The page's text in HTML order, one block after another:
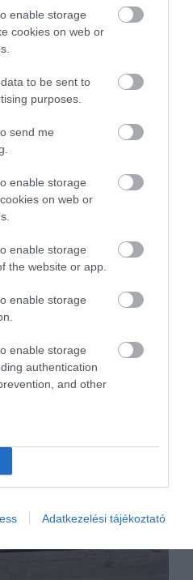
enable storage
cookies on web or
to be sent to
purposes.
send me
enable storage
on web or
enable storage
the website or app.
enable storage
enable storage
authentication
and other
Adatkezelési tájékoztató
körülmények
a Ford
Dízel Ford Hírek Pickup
,autós hírek ,Ford Ranger,
nem ijednek meg
ha egy új modell
Yangs Proving
előszériás Ford
ültették sárba, hogy
a jármű a komoly